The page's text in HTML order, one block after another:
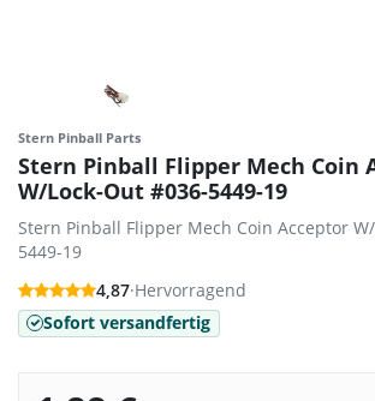
Stern Pinball Parts
Stern Pinball Flipper Mech Coin
W/Lock-Out #036-5449-19
Stern Pinball Flipper Mech Coin Acceptor
5449-19
4,87·Hervorragend
Sofort versandfertig